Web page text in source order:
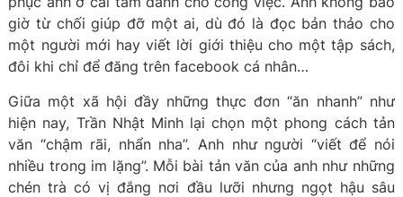
giờ từ chối giúp đỡ một ai, dù đó là đọc bản thảo cho
một người mới hay viết lời giới thiệu cho một tập sách,
đôi khi chỉ để đăng trên facebook cá nhân…
Giữa một xã hội đầy những thực đơn “ăn nhanh” như
hiện nay, Trần Nhật Minh lại chọn một phong cách tản
văn “chậm rãi, nhẩn nha”. Anh như người “viết để nói
nhiều trong im lặng”. Mỗi bài tản văn của anh như những
chén trà có vị đắng nơi đầu lưỡi nhưng ngọt hậu sâu